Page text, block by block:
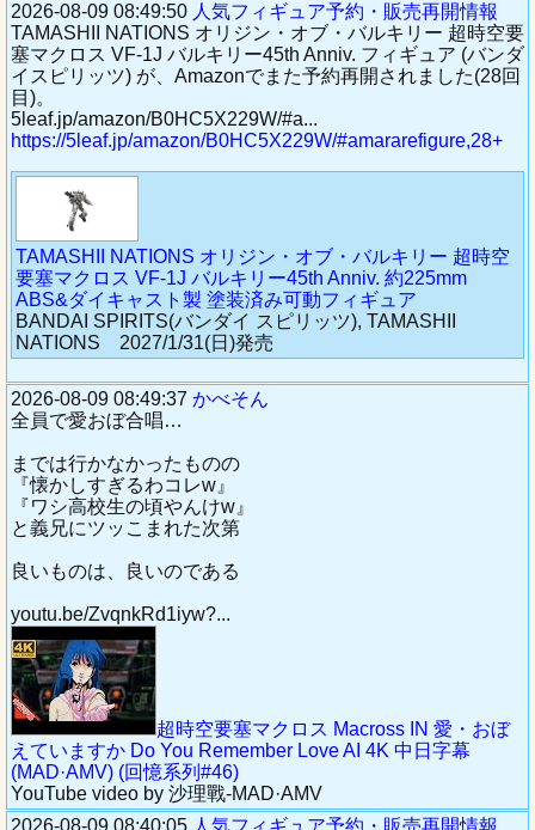
2026-08-09 08:49:50 人気フィギュア予約・販売再開情報
TAMASHII NATIONS オリジン・オブ・バルキリー 超時空要
塞マクロス VF-1J バルキリー45th Anniv. フィギュア (バンダ
イスピリッツ) が、Amazonでまた予約再開されました(28回
目)。
5leaf.jp/amazon/B0HC5X229W/#a...
https://5leaf.jp/amazon/B0HC5X229W/#amararefigure,28+
TAMASHII NATIONS オリジン・オブ・バルキリー 超時空
要塞マクロス VF-1J バルキリー45th Anniv. 約225mm
ABS&ダイキャスト製 塗装済み可動フィギュア
BANDAI SPIRITS(バンダイ スピリッツ), TAMASHII
NATIONS 2027/1/31(日)発売
2026-08-09 08:49:37 かべそん
全員で愛おぼ合唱…
までは行かなかったものの
『懐かしすぎるわコレw』
『ワシ高校生の頃やんけw』
と義兄にツッこまれた次第
良いものは、良いのである
youtu.be/ZvqnkRd1iyw?...
超時空要塞マクロス Macross IN 愛・おぼ
えていますか Do You Remember Love AI 4K 中日字幕
(MAD·AMV) (回憶系列#46)
YouTube video by 沙理戰-MAD·AMV